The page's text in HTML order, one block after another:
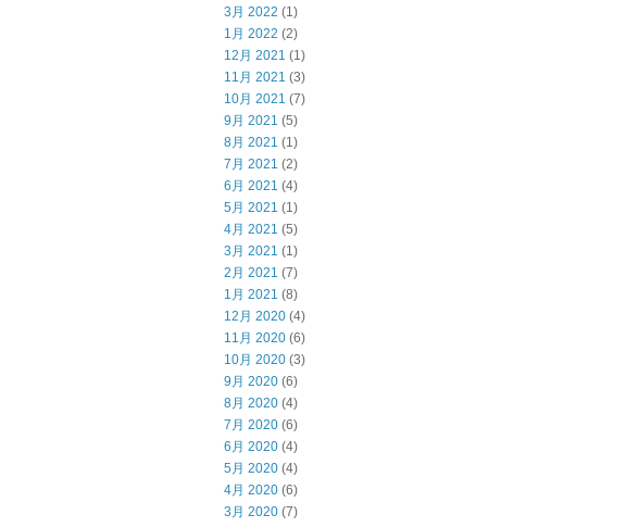
3月 2022 (1)
1月 2022 (2)
12月 2021 (1)
11月 2021 (3)
10月 2021 (7)
9月 2021 (5)
8月 2021 (1)
7月 2021 (2)
6月 2021 (4)
5月 2021 (1)
4月 2021 (5)
3月 2021 (1)
2月 2021 (7)
1月 2021 (8)
12月 2020 (4)
11月 2020 (6)
10月 2020 (3)
9月 2020 (6)
8月 2020 (4)
7月 2020 (6)
6月 2020 (4)
5月 2020 (4)
4月 2020 (6)
3月 2020 (7)